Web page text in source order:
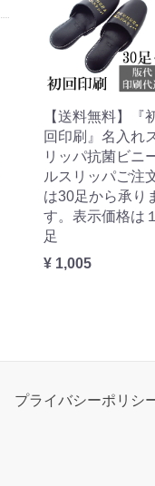
【送料無料】『
回印刷』名入れ
リッパ抗菌ビニ
ルスリッパご注
は30足から承り
す。表示価格は１
足
¥ 1,005
プライバシーポリシ